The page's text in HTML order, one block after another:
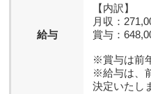
給与
【内訳】
月収：
賞与：
※賞与は前
※給与は、
決定いたし